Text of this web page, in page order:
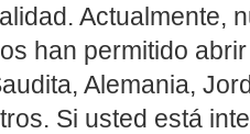
Actualmente,
han permitido
Alemania,
Si usted está